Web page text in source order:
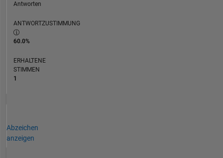
Antworten
ANTWORTZUSTIMMUNG
60.0%
ERHALTENE
STIMMEN
1
Abzeichen
anzeigen